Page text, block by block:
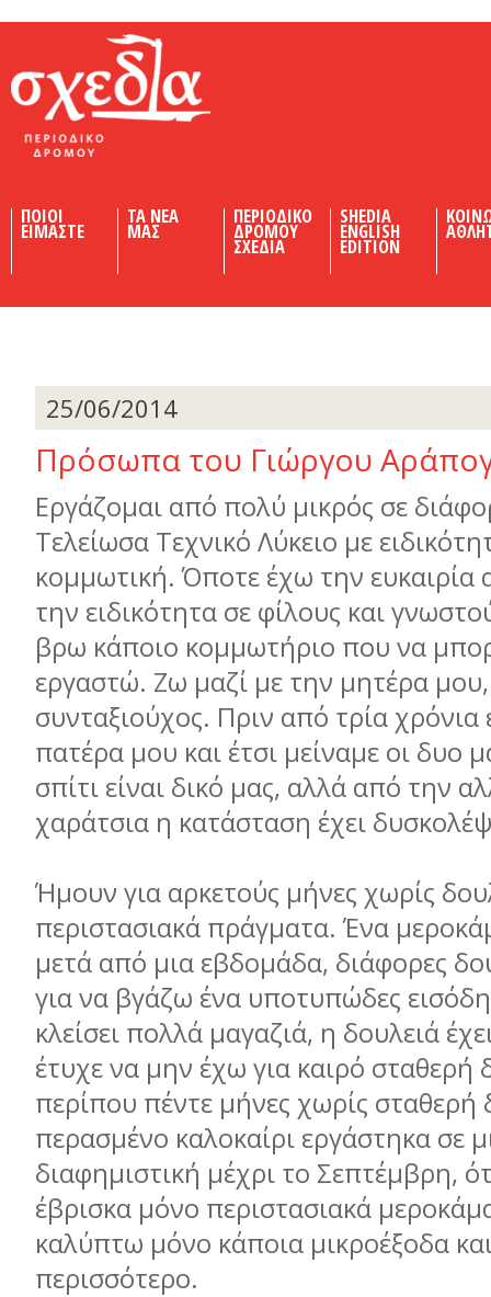
ΠΟΙΟΙ
ΕΙΜΑΣΤΕ
ΤΑ ΝΕΑ
ΜΑΣ
ΠΕΡΙΟΔΙΚΟ
ΔΡΟΜΟΥ
ΣΧΕΔΙΑ
SHEDIA
ENGLISH
EDITION
25/06/2014
Πρόσωπα του Γιώργου
Εργάζομαι από πολύ μικρός σε
Τελείωσα Τεχνικό Λύκειο με
κομμωτική. Όποτε έχω την ευκαιρία
την ειδικότητα σε φίλους και
βρω κάποιο κομμωτήριο που να
εργαστώ. Ζω μαζί με την μητέρα μου,
συνταξιούχος. Πριν από τρία χρόνια
πατέρα μου και έτσι μείναμε οι δυο
σπίτι είναι δικό μας, αλλά από την
χαράτσια η κατάσταση έχει
Ήμουν για αρκετούς μήνες χωρίς
περιστασιακά πράγματα. Ένα
μετά από μια εβδομάδα, διάφορες
για να βγάζω ένα υποτυπώδες
κλείσει πολλά μαγαζιά, η δουλειά
έτυχε να μην έχω για καιρό σταθερή
περίπου πέντε μήνες χωρίς σταθερή
περασμένο καλοκαίρι εργάστηκα σε
διαφημιστική μέχρι το Σεπτέμβρη,
έβρισκα μόνο περιστασιακά
καλύπτω μόνο κάποια μικροέξοδα
περισσότερο.